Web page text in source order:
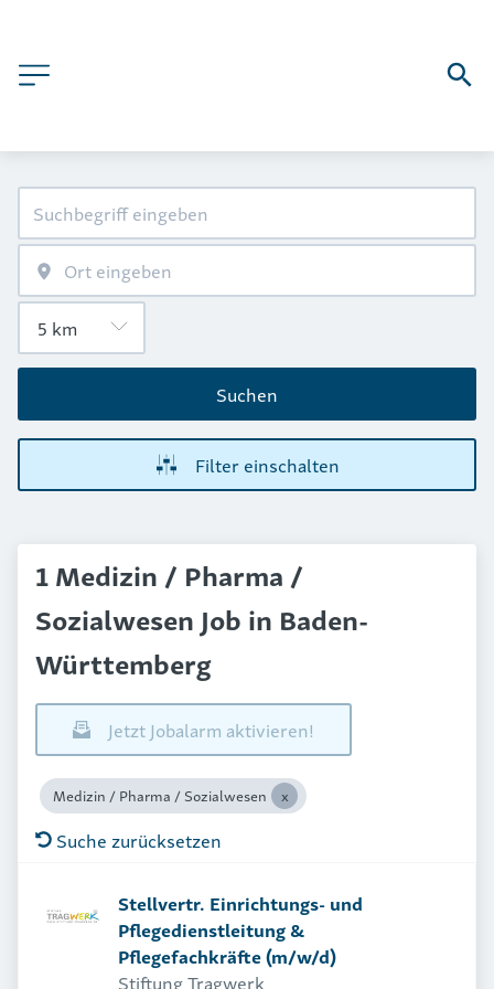
Suchen
Filter einschalten
1 Medizin / Pharma /
Sozialwesen Job in Baden-
Württemberg
Jetzt Jobalarm aktivieren!
Medizin / Pharma / Sozialwesen
Suche zurücksetzen
Stellvertr. Einrichtungs- und
Pflegedienstleitung &
Pflegefachkräfte (m/w/d)
Stiftung Tragwerk